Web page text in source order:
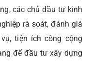
các chủ đầu tư kinh
rà soát, đánh giá
tiện ích công cộng
để đầu tư xây dựng